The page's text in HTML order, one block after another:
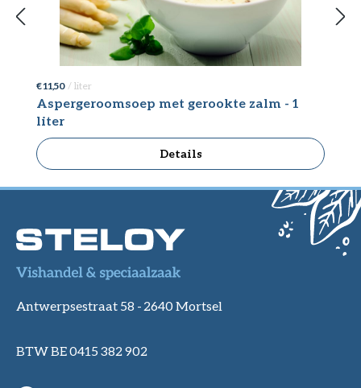
€ 11,50 / liter
Aspergeroomsoep met gerookte zalm - 1
liter
Details
Antwerpsestraat 58 - 2640 Mortsel
BTW BE 0415 382 902